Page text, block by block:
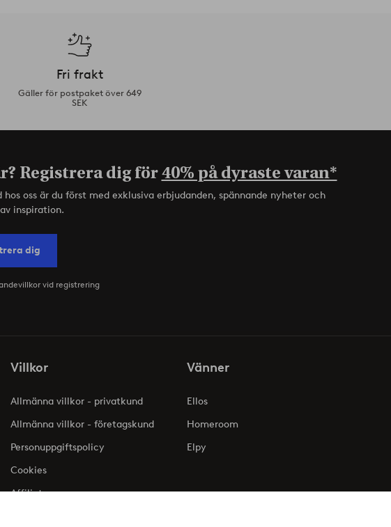
Fri frakt
Gäller för postpaket över 649
SEK
Registrera dig för40% på dyraste varan*
hos oss är du först med exklusiva erbjudanden, spännande nyheter och
inspiration.
dig
vid registrering
Villkor
Allmänna villkor - privatkund
Allmänna villkor - företagskund
Personuppgiftspolicy
Cookies
Affiliate
Vänner
Ellos
Homeroom
Elpy